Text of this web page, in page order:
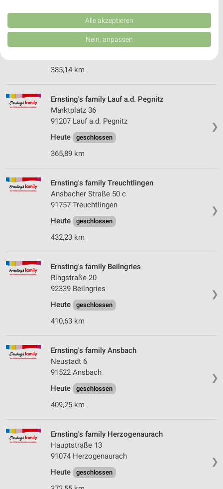
Ernsting's family Neumarkt
Untere Marktstraße 25
92318 Neumarkt
385,14 km
❯
Ernsting's family Lauf a.d. Pegnitz
Marktplatz 36
91207 Lauf a.d. Pegnitz
Heute
geschlossen
365,89 km
❯
Ernsting's family Treuchtlingen
Ansbacher Straße 50 c
91757 Treuchtlingen
Heute
geschlossen
432,23 km
❯
Ernsting's family Beilngries
Ringstraße 20
92339 Beilngries
Heute
geschlossen
410,63 km
❯
Ernsting's family Ansbach
Neustadt 6
91522 Ansbach
Heute
geschlossen
409,25 km
❯
Ernsting's family Herzogenaurach
Hauptstraße 13
91074 Herzogenaurach
Heute
geschlossen
Kombinationen von Daten aus verschiedenen Quellen. Entwicklung und
Verbesserung der Angebote. Verwendung reduzierter Daten zur Auswahl
von Inhalten.
Daten können außerhalb der Europäischen Union weitergegeben und in die
Website/App.
Partnerliste anzeigen (1 IAB-Anbieter)
IAB-Verarbeitungszwecke:
Speichern von oder Zugriff auf Informationen
auf einem Endgerät
Verwendung reduzierter Daten zur Auswahl von
Werbeanzeigen
Werbung
Verwendung von Profilen zur Auswahl
von Inhalten
Verwendung von Profilen zur Auswahl
personalisierter Inhalte
Messung der Werbeleistung
Messung der Performance von Inhalten
Quellen
Entwicklung und Verbesserung der Angebote
Verwendung reduzierter Daten zur Auswahl von
Verwendung genauer Standortdaten
Geräte anhand von aktiv angeforderten
Informationen identifizieren
Nicht-IAB-Verarbeitungszwecke:
Alle akzeptieren
Nein, anpassen